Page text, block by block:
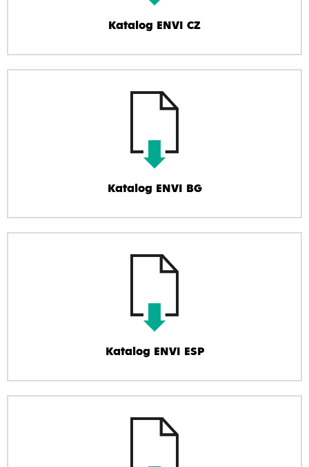
Katalog ENVI CZ
Katalog ENVI BG
Katalog ENVI ESP